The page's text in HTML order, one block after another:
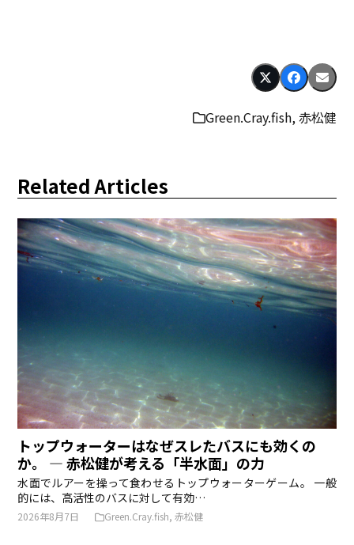
Green.Cray.fish,赤松健
Related Articles
トップウォーターはなぜスレたバスにも効くの
か。 ― 赤松健が考える「半水面」の力
水面でルアーを操って食わせるトップウォーターゲーム。 一般
的には、高活性のバスに対して有効…
2026年8月7日 Green.Cray.fish,赤松健